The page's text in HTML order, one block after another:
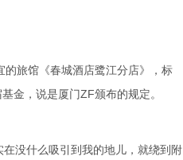
的旅馆《春城酒店鹭江分店》，标
金，说是厦门ZF颁布的规定。
没什么吸引到我的地儿，就绕到附